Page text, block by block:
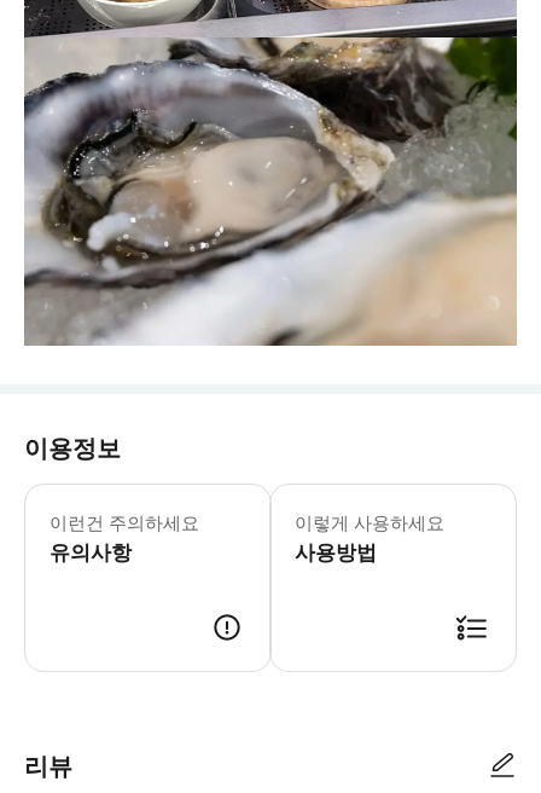
이용정보
이런건 주의하세요
유의사항
이렇게 사용하세요
사용방법
리뷰